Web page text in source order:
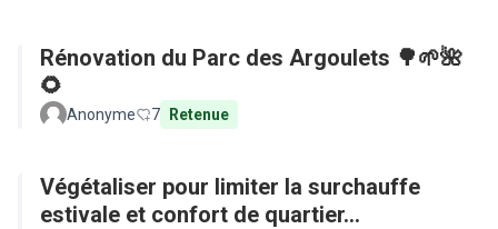
Rénovation du Parc des Argoulets 🌳🌱🌺
🌻
Anonyme 7 Retenue
Végétaliser pour limiter la surchauffe
estivale et confort de quartier...